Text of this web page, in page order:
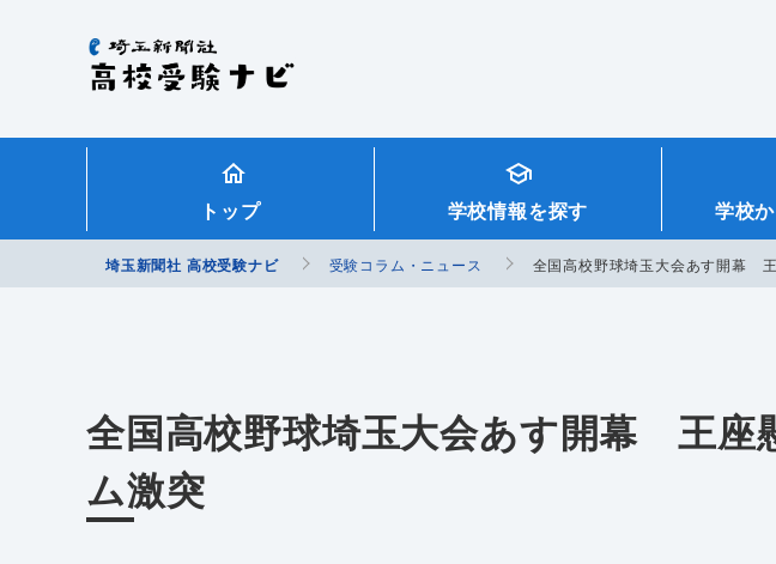
トップ 学校情報を探す 学校
埼玉新聞社 高校受験ナビ 受験コラム・ニュース 全国高校野球埼玉大会あす開幕
全国高校野球埼玉大会あす開幕 王座
ム激突